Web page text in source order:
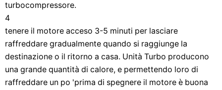
turbocompressore.
4
tenere il motore acceso 3-5 minuti per lasciare
raffreddare gradualmente quando si raggiunge la
destinazione o il ritorno a casa. Unità Turbo producono
una grande quantità di calore, e permettendo loro di
raffreddare un po 'prima di spegnere il motore è buona